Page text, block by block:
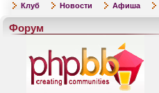
Клуб Новости Афиша
Форум